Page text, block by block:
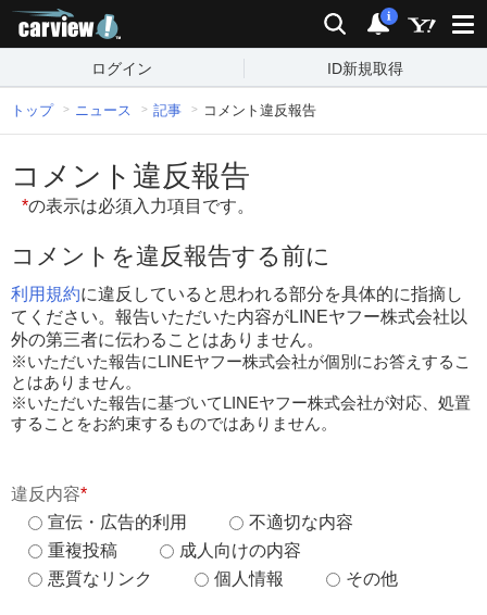
検索 通知
i
ログイン ID新規取得
トップ ニュース 記事 コメント違反報告
コメント違反報告
*の表示は必須入力項目です。
コメントを違反報告する前に
利用規約に違反していると思われる部分を具体的に指摘し
てください。報告いただいた内容がLINEヤフー株式会社以
外の第三者に伝わることはありません。
※いただいた報告にLINEヤフー株式会社が個別にお答えするこ
とはありません。
※いただいた報告に基づいてLINEヤフー株式会社が対応、処置
することをお約束するものではありません。
違反内容*
宣伝・広告的利用
不適切な内容
重複投稿
成人向けの内容
悪質なリンク
個人情報 その他